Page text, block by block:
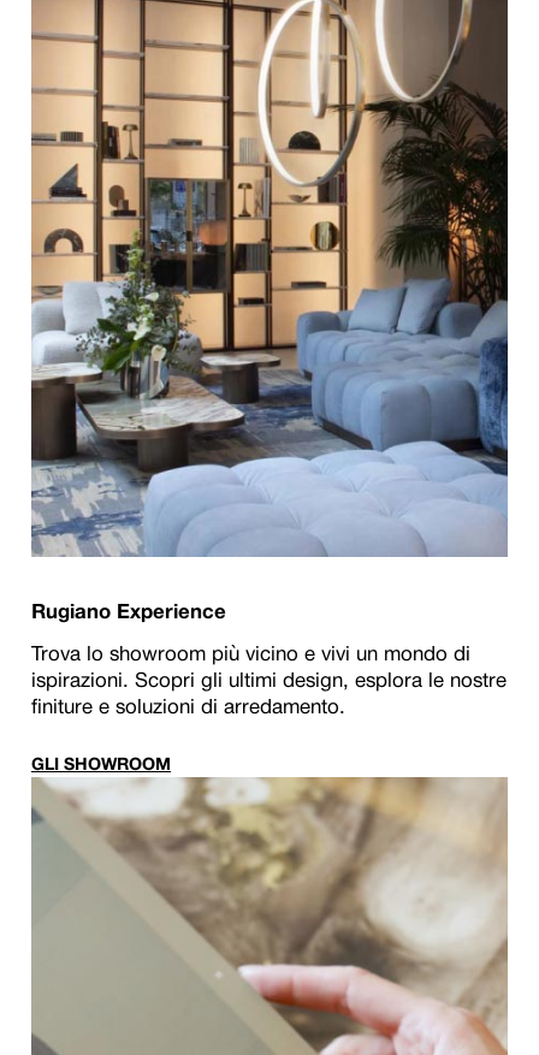
Rugiano Experience
Trova lo showroom più vicino e vivi un mondo di
ispirazioni. Scopri gli ultimi design, esplora le nostre
finiture e soluzioni di arredamento.
GLI SHOWROOM